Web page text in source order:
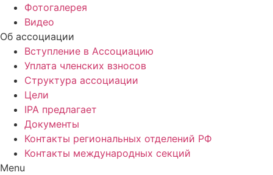
Фотогалерея
Видео
Об ассоциации
Вступление в Ассоциацию
Уплата членских взносов
Структура ассоциации
Цели
IPA предлагает
Документы
Контакты региональных отделений РФ
Контакты международных секций
Menu